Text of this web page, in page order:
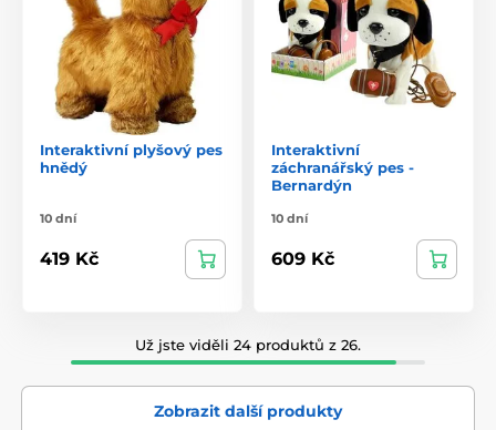
Interaktivní plyšový pes
hnědý
10 dní
419 Kč
Interaktivní
záchranářský pes -
Bernardýn
10 dní
609 Kč
Už jste viděli 24 produktů z 26.
Zobrazit další produkty